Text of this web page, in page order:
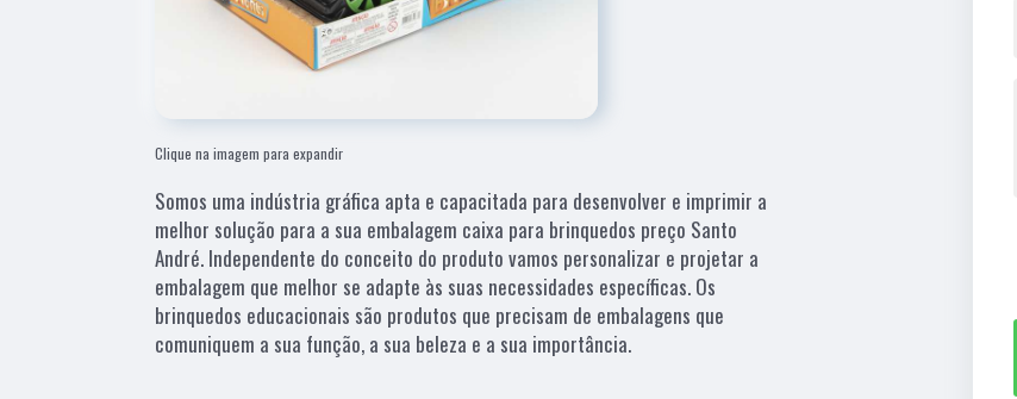
Clique na imagem para expandir
Somos uma indústria gráfica apta e capacitada para desenvolver e imprimir a
melhor solução para a sua embalagem caixa para brinquedos preço Santo
André. Independente do conceito do produto vamos personalizar e projetar a
embalagem que melhor se adapte às suas necessidades específicas. Os
brinquedos educacionais são produtos que precisam de embalagens que
comuniquem a sua função, a sua beleza e a sua importância.